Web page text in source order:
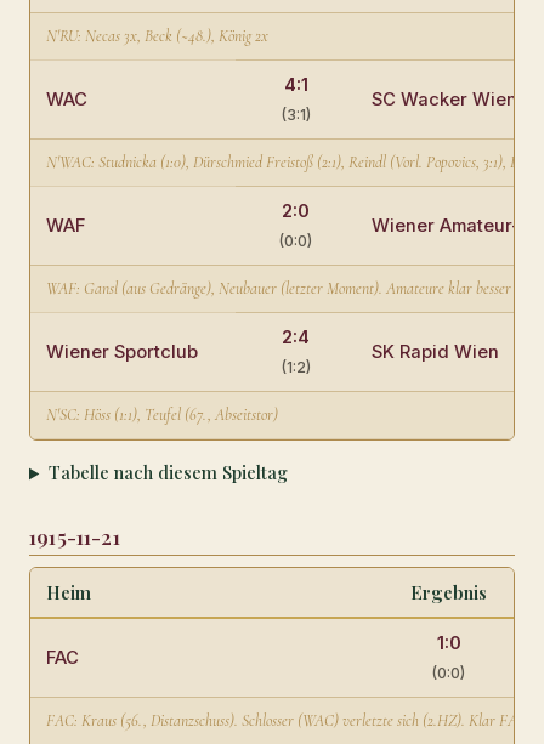
N'RU: Necas 3x, Beck (~48.), König 2x
WAC
4:1
(3:1)
SC Wacker Wien
N'WAC: Studnicka (1:0), Dürschmied Freistoß (2:1), Reindl (Vorl. Popovics, 3:1),
WAF
2:0
(0:0)
Wiener Amateur-
WAF: Gansl (aus Gedränge), Neubauer (letzter Moment). Amateure klar besser
Wiener Sportclub
2:4
(1:2)
SK Rapid Wien
N'SC: Höss (1:1), Teufel (67., Abseitstor)
Tabelle nach diesem Spieltag
1915-11-21
Heim Ergebnis
FAC
1:0
(0:0)
FAC: Kraus (56., Distanzschuss). Schlosser (WAC) verletzte sich (2.HZ). Klar FAC